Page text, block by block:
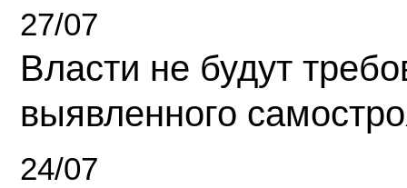
27/07
Власти не будут
выявленного
24/07